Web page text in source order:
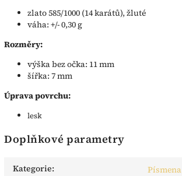
zlato 585/1000 (14 karátů), žluté
váha: +/- 0,30 g
Rozměry:
výška bez očka: 11 mm
šířka: 7 mm
Úprava povrchu:
lesk
Doplňkové parametry
Kategorie:
Písmena